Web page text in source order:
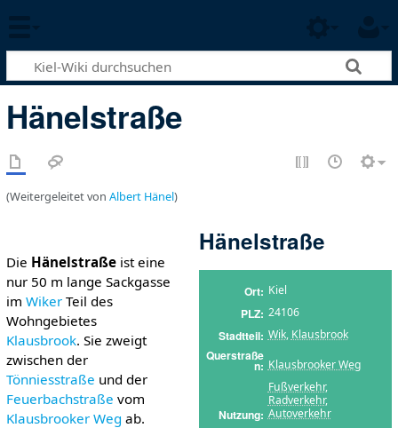
Hänelstraße
(Weitergeleitet von Albert Hänel)
Hänelstraße
Ort Kiel
PLZ 24106
Stadtteil Wik, Klausbrook
Querstraße
n Klausbrooker Weg
Nutzung
Fußverkehr,
Radverkehr,
Autoverkehr
Die Hänelstraßeist eine
nur 50 m lange Sackgasse
im WikerTeil des
Wohngebietes
Klausbrook. Sie zweigt
zwischen der
Tönniesstraße und der
Feuerbachstraße vom
Klausbrooker Weg ab.